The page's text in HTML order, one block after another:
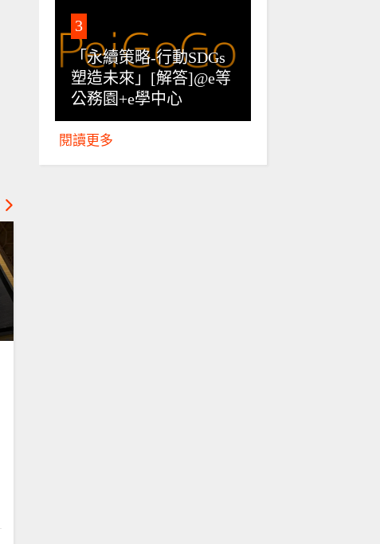
3
「永續策略-行動SDGs
塑造未來」[解答]@e等
公務園+e學中心
閱讀更多